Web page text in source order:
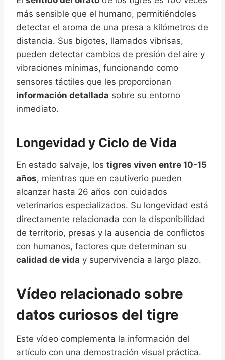
más sensible que el humano, permitiéndoles
detectar el aroma de una presa a kilómetros de
distancia. Sus bigotes, llamados vibrisas,
pueden detectar cambios de presión del aire y
vibraciones mínimas, funcionando como
sensores táctiles que les proporcionan
información detallada sobre su entorno
inmediato.
Longevidad y Ciclo de Vida
En estado salvaje, los tigres viven entre 10-15
años, mientras que en cautiverio pueden
alcanzar hasta 26 años con cuidados
veterinarios especializados. Su longevidad está
directamente relacionada con la disponibilidad
de territorio, presas y la ausencia de conflictos
con humanos, factores que determinan su
calidad de vida y supervivencia a largo plazo.
Vídeo relacionado sobre
datos curiosos del tigre
Este vídeo complementa la información del
artículo con una demostración visual práctica.